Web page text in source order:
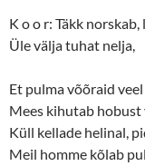
K o o r: Täkk
Üle välja tuhat nelja,
Et pulma võõraid
Mees kihutab hobust
Küll kellade helinal,
Meil homme kõlab